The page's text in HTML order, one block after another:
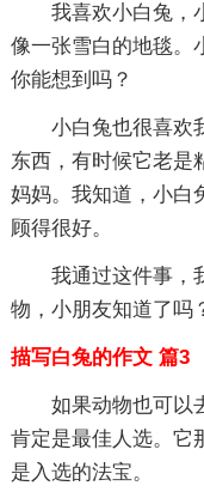
我喜欢小白兔，
像一张雪白的地毯。
你能想到吗？
小白兔也很喜欢
东西，有时候它老是
妈妈。我知道，小白
顾得很好。
我通过这件事，
物，小朋友知道了吗
描写白兔的作文 篇3
如果动物也可以
肯定是最佳人选。它
是入选的法宝。